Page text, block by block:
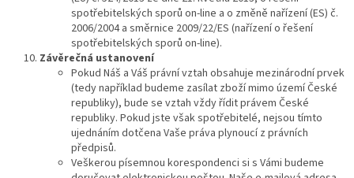
spotřebitelských sporů on-line a o změně nařízení (ES) č.
2006/2004 a směrnice 2009/22/ES (nařízení o řešení
spotřebitelských sporů on-line).
Závěrečná ustanovení
Pokud Náš a Váš právní vztah obsahuje mezinárodní prvek
(tedy například budeme zasílat zboží mimo území České
republiky), bude se vztah vždy řídit právem České
republiky. Pokud jste však spotřebitelé, nejsou tímto
ujednáním dotčena Vaše práva plynoucí z právních
předpisů.
Veškerou písemnou korespondenci si s Vámi budeme